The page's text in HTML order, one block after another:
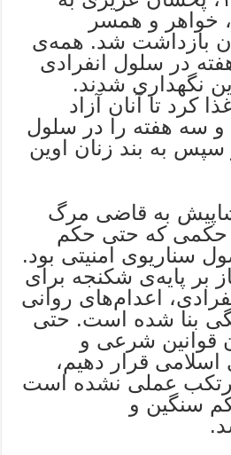
خواهر و همسر
بازداشت شد. همه‌ی
در سلول انفرادی
اوین نگهداری شدند.
کرد تا آنان آزاد
سه هفته را در سلول
سپس به بند زنان اوین
به قاضی مرگ
حکمی که حتی حکم
سناریوی امنیتی بود.
بر پایه‌ی شکنجه برای
اعدام‌های روانی
بنا شده است. حتی
قوانین شرعی و
قرار دهیم،
عملی نشده است
سنگین و